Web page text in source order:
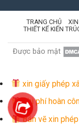
TRANG CHỦ
THIẾT KẾ KIẾN
Được bảo mật
xin giấy phép
Chi phí hoàn
Bản vẽ xin